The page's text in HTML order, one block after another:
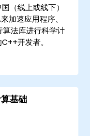
（线上或线下）
加速应用程序、
法库进行科学计
开发者。
基础